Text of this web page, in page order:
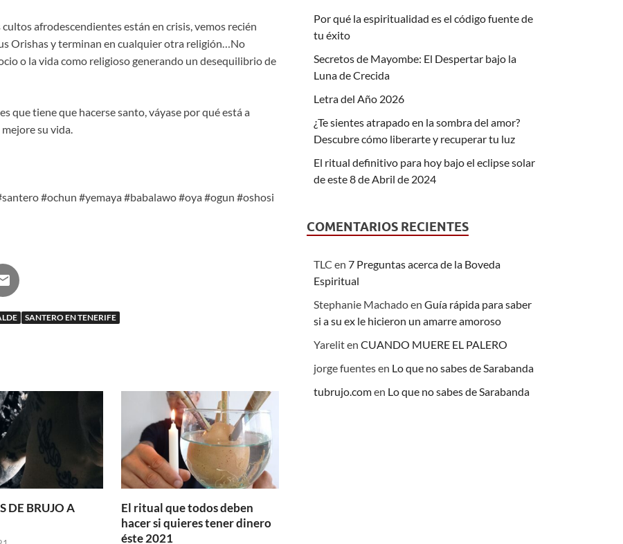
afrodescendientes están en crisis, vemos recién
Orishas y terminan en cualquier otra religión…No
o la vida como religioso generando un desequilibrio de
que tiene que hacerse santo, váyase por qué está a
su vida.
#ochun #yemaya #babalawo #oya #ogun #oshosi
SANTERO EN TENERIFE
DE BRUJO A
El ritual que todos deben
hacer si quieres tener dinero
éste 2021
Por qué la espiritualidad es el código fuente de
tu éxito
Secretos de Mayombe: El Despertar bajo la
Luna de Crecida
Letra del Año 2026
¿Te sientes atrapado en la sombra del amor?
Descubre cómo liberarte y recuperar tu luz
El ritual definitivo para hoy bajo el eclipse solar
de este 8 de Abril de 2024
COMENTARIOS RECIENTES
TLC en7 Preguntas acerca de la Boveda
Espiritual
Stephanie MachadoenGuía rápida para saber
si a su ex le hicieron un amarre amoroso
YarelitenCUANDO MUERE EL PALERO
jorge fuentesen Lo que no sabes de Sarabanda
tubrujo.comen Lo que no sabes de Sarabanda